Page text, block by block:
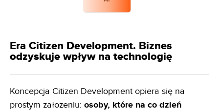
Era Citizen Development. Biznes
odzyskuje wpływ na technologię
Koncepcja Citizen Development opiera się na
prostym założeniu: osoby, które na co dzień